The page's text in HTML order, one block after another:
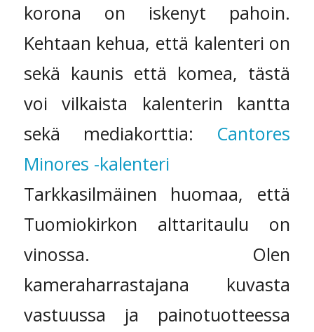
korona on iskenyt pahoin.
Kehtaan kehua, että kalenteri on
sekä kaunis että komea, tästä
voi vilkaista kalenterin kantta
sekä mediakorttia: Cantores
Minores -kalenteri
Tarkkasilmäinen huomaa, että
Tuomiokirkon alttaritaulu on
vinossa. Olen
kameraharrastajana kuvasta
vastuussa ja painotuotteessa